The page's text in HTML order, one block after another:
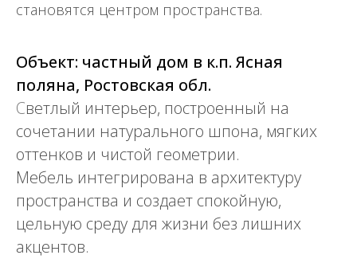
становятся центром пространства.
Объект: частный дом в к.п. Ясная
поляна, Ростовская обл.
Светлый интерьер, построенный на
сочетании натурального шпона, мягких
оттенков и чистой геометрии.
Мебель интегрирована в архитектуру
пространства и создает спокойную,
цельную среду для жизни без лишних
акцентов.